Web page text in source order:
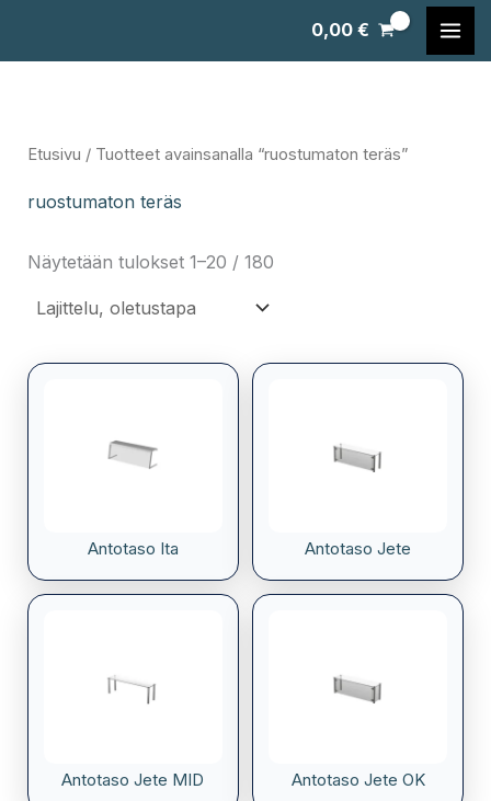
0,00€
Etusivu / Tuotteet avainsanalla “ruostumaton teräs”
ruostumaton teräs
Näytetään tulokset 1–20 / 180
Antotaso Ita Antotaso Jete
Antotaso Jete MID Antotaso Jete OK